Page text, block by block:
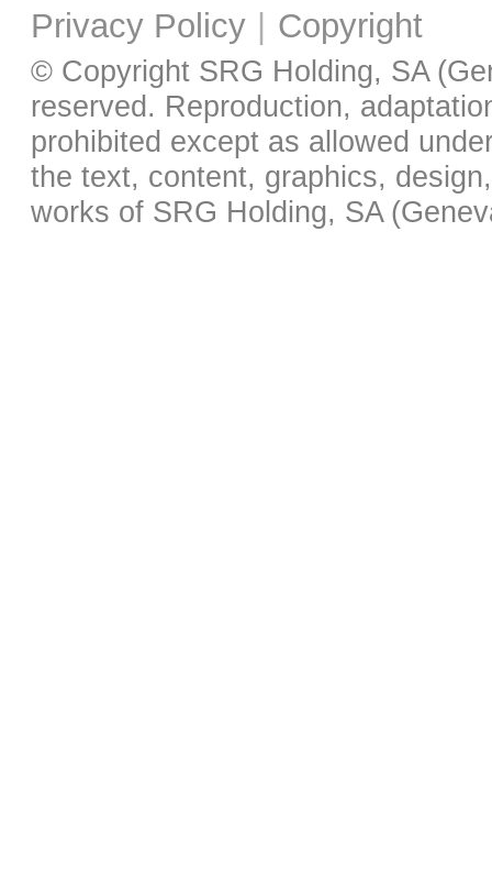
Privacy Policy Copyright
© Copyright SRG Holding, SA
reserved. Reproduction,
prohibited except as allowed
the text, content, graphics,
works of SRG Holding, SA